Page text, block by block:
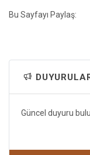
Bu Sayfayı Paylaş:
Güncel duyuru